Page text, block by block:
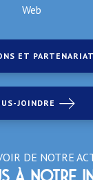
Web
ET
JOINDRE
DE NOTRE